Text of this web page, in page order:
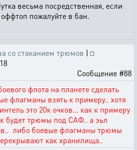
весьма посредственная, если
оффтоп пожалуйте в бан.
со стаканием трюмов |
Сообщение #88
флота на планете сделать
флагманы взять к примеру.. хотя
это 20к очков... как к примеру
будет трюмы под САФ.. а эьл
либо боевые флагманы трюмы
как хранилища..